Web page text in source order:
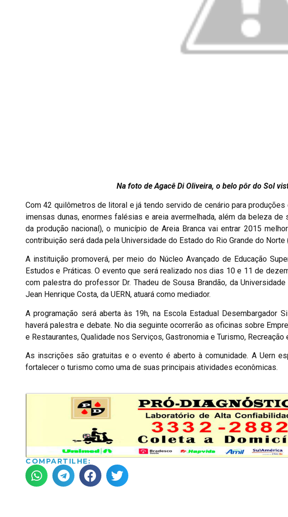
Na foto de Agacê Di Oliveira, o belo pôr do Sol
Com 42 quilômetros de litoral e já tendo servido de cenário para
imensas dunas, enormes falésias e areia avermelhada, além da beleza
da produção nacional), o município de Areia Branca vai entrar 2015
contribuição será dada pela Universidade do Estado do Rio Grande do Norte
A instituição promoverá, per meio do Núcleo Avançado de Educação
Estudos e Práticas. O evento que será realizado nos dias 10 e 11 de
com palestra do professor Dr. Thadeu de Sousa Brandão, da
Jean Henrique Costa, da UERN, atuará como mediador.
A programação será aberta às 19h, na Escola Estadual Desembargador
haverá palestra e debate. No dia seguinte ocorrerão as oficinas sobre
e Restaurantes, Qualidade nos Serviços, Gastronomia e Turismo,
As inscrições são gratuitas e o evento é aberto à comunidade. A Uern
fortalecer o turismo como uma de suas principais atividades econômicas.
COMPARTILHE: